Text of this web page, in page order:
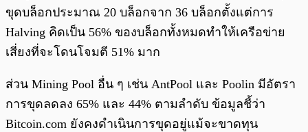
ขุดบล็อกประมาณ 20 บล็อกจาก 36 บล็อกตั้งแต่การ
Halving คิดเป็น 56% ของบล็อกทั้งหมดทำให้เครือข่าย
เสี่ยงที่จะโดนโจมตี 51% มาก
ส่วน Mining Pool อื่น ๆ เช่น AntPool และ Poolin มีอัตรา
การขุดลดลง 65% และ 44% ตามลำดับ ข้อมูลชี้ว่า
Bitcoin.com ยังคงดำเนินการขุดอยู่แม้จะขาดทุน